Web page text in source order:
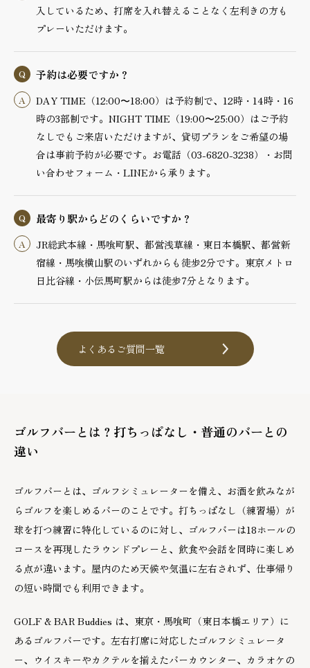
入しているため、打席を入れ替えることなく左利きの方も
プレーいただけます。
予約は必要ですか？
DAY TIME（12:00〜18:00）は予約制で、12時・14時・16
時の3部制です。NIGHT TIME（19:00〜25:00）はご予約
なしでもご来店いただけますが、貸切プランをご希望の場
合は事前予約が必要です。お電話（03-6820-3238）・お問
い合わせフォーム・LINEから承ります。
最寄り駅からどのくらいですか？
JR総武本線・馬喰町駅、都営浅草線・東日本橋駅、都営新
宿線・馬喰横山駅のいずれからも徒歩2分です。東京メトロ
日比谷線・小伝馬町駅からは徒歩7分となります。
よくあるご質問一覧
ゴルフバーとは？打ちっぱなし・普通のバーとの
違い
ゴルフバーとは、ゴルフシミュレーターを備え、お酒を飲みなが
らゴルフを楽しめるバーのことです。打ちっぱなし（練習場）が
球を打つ練習に特化しているのに対し、ゴルフバーは18ホールの
コースを再現したラウンドプレーと、飲食や会話を同時に楽しめ
る点が違います。屋内のため天候や気温に左右されず、仕事帰り
の短い時間でも利用できます。
GOLF & BAR Buddies は、東京・馬喰町（東日本橋エリア）に
あるゴルフバーです。左右打席に対応したゴルフシミュレータ
ー、ウイスキーやカクテルを揃えたバーカウンター、カラオケの